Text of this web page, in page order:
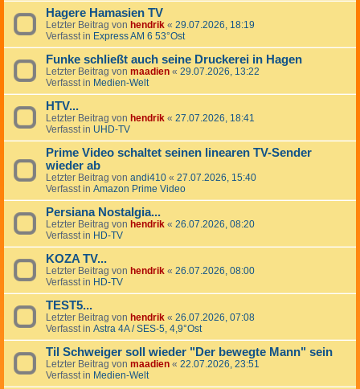
Hagere Hamasien TV
Letzter Beitrag von hendrik « 29.07.2026, 18:19
Verfasst in Express AM 6 53°Ost
Funke schließt auch seine Druckerei in Hagen
Letzter Beitrag von maadien « 29.07.2026, 13:22
Verfasst in Medien-Welt
HTV...
Letzter Beitrag von hendrik « 27.07.2026, 18:41
Verfasst in UHD-TV
Prime Video schaltet seinen linearen TV-Sender
wieder ab
Letzter Beitrag von andi410 « 27.07.2026, 15:40
Verfasst in Amazon Prime Video
Persiana Nostalgia...
Letzter Beitrag von hendrik « 26.07.2026, 08:20
Verfasst in HD-TV
KOZA TV...
Letzter Beitrag von hendrik « 26.07.2026, 08:00
Verfasst in HD-TV
TEST5...
Letzter Beitrag von hendrik « 26.07.2026, 07:08
Verfasst in Astra 4A / SES-5, 4,9°Ost
Til Schweiger soll wieder "Der bewegte Mann" sein
Letzter Beitrag von maadien « 22.07.2026, 23:51
Verfasst in Medien-Welt